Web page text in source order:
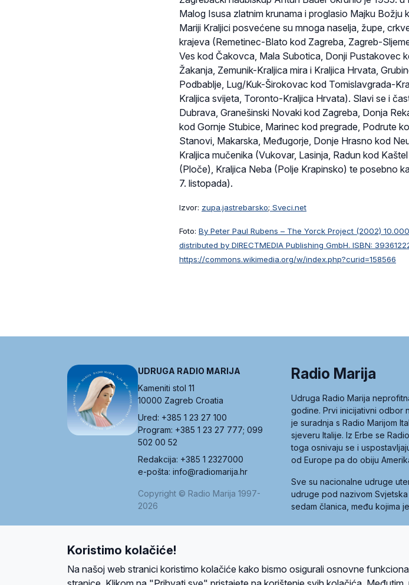
Malog Isusa zlatnim krunama i proglasio Majku Božju
Mariji Kraljici posvećene su mnoga naselja, župe,
krajeva (Remetinec-Blato kod Zagreba, Zagreb-
Ves kod Čakovca, Mala Subotica, Donji Pustakovec
Žakanja, Zemunik-Kraljica mira i Kraljica Hrvata,
Podbablje, Lug/Kuk-Širokovac kod Tomislavgrada-
Kraljica svijeta, Toronto-Kraljica Hrvata). Slavi se i
Dubrava, Granešinski Novaki kod Zagreba, Donja
kod Gornje Stubice, Marinec kod pregrade, Podrute
Stanovi, Makarska, Međugorje, Donje Hrasno kod
Kraljica mučenika (Vukovar, Lasinja, Radun kod
(Ploče), Kraljica Neba (Polje Krapinsko) te posebno
7. listopada).
Izvor: zupa.jastrebarsko; Sveci.net
Foto: By Peter Paul Rubens – The Yorck Project (2002)
distributed by DIRECTMEDIA Publishing GmbH. ISBN:
https://commons.wikimedia.org/w/index.php?curid=158566
UDRUGA RADIO MARIJA
Kameniti stol 11
10000 Zagreb Croatia
Ured: +385 1 23 27 100
Program: +385 1 23 27 777; 099
502 00 52
Redakcija: +385 1 2327000
e-pošta: info@radiomarija.hr
Copyright © Radio Marija 1997-
2026
Radio Marija
Udruga Radio Marija
godine. Prvi inicijativni odbor
je suradnja s Radio Marijom
sjeveru Italije. Iz Erbe se
toga osnivaju se i
od Europe pa do obiju
Sve su nacionalne udruge
udruge pod nazivom
sedam članica, među kojima
Ova stranica je zaštićena Google reCAPTCHA sustavom
Koristimo kolačiće!
Na našoj web stranici koristimo kolačiće kako bismo osigurali osnovne